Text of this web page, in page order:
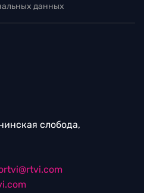
данных
слобода,